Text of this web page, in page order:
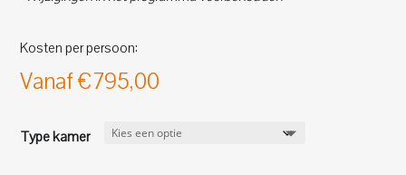
Kosten per persoon:
Vanaf€795,00
Type kamer